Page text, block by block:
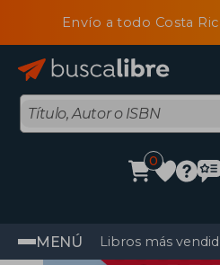
Envío a todo Costa
0
MENÚ Libros más